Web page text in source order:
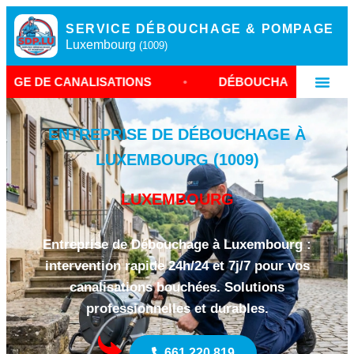
SERVICE DÉBOUCHAGE & POMPAGE
Luxembourg (1009)
• DÉBOUCHAGE LUXEMBOURG
ENTREPRISE DE DÉBOUCHAGE À
LUXEMBOURG (1009)
LUXEMBOURG
Entreprise de Débouchage à Luxembourg :
intervention rapide 24h/24 et 7j/7 pour vos
canalisations bouchées. Solutions
professionnelles et durables.